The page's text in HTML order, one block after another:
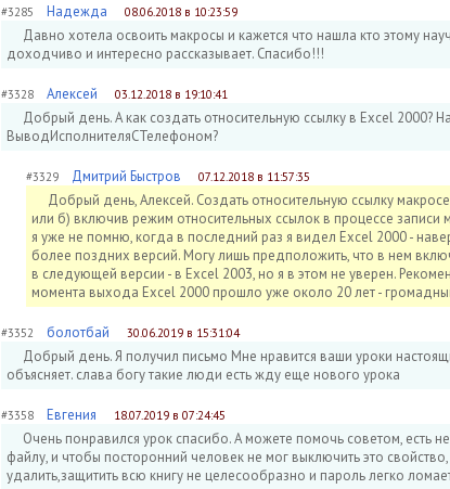
#3285 Надежда 08.06.2018 в 10:23:59
Давно хотела освоить макросы и кажется что нашла кто этому
доходчиво и интересно рассказывает. Спасибо!!!
#3328 Алексей 03.12.2018 в 19:10:41
Добрый день. А как создать относительную ссылку в Excel 2000?
ВыводИсполнителяСТелефоном?
#3329 Дмитрий Быстров 07.12.2018 в 11:57:35
Добрый день, Алексей. Создать относительную ссылку
или б) включив режим относительных ссылок в процессе записи
я уже не помню, когда в последний раз я видел Excel 2000 -
более поздних версий. Могу лишь предположить, что в нем
в следующей версии - в Excel 2003, но я в этом не уверен.
момента выхода Excel 2000 прошло уже около 20 лет -
#3352 болотбай 30.06.2019 в 15:31:04
Добрый день. Я получил письмо Мне нравится ваши уроки
объясняет. слава богу такие люди есть жду еще нового урока
#3358 Евгения 18.07.2019 в 07:24:45
Очень понравился урок спасибо. А можете помочь советом, есть
файлу, и чтобы посторонний человек не мог выключить это
удалить,защитить всю книгу не целесообразно и пароль легко